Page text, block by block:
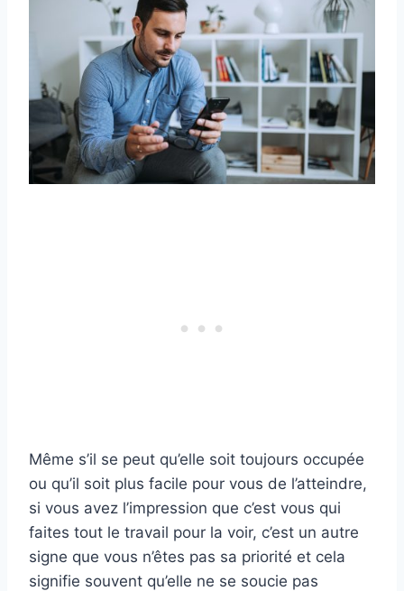
Même s’il se peut qu’elle soit toujours occupée
ou qu’il soit plus facile pour vous de l’atteindre,
si vous avez l’impression que c’est vous qui
faites tout le travail pour la voir, c’est un autre
signe que vous n’êtes pas sa priorité et cela
signifie souvent qu’elle ne se soucie pas